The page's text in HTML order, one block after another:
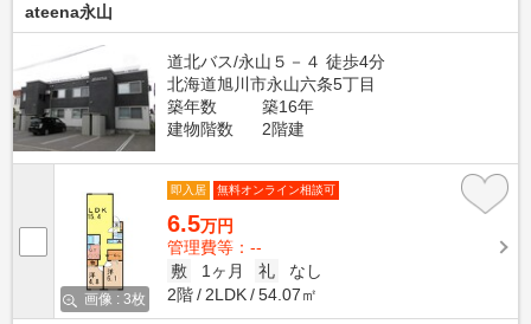
ateena永山
道北バス/永山５－４ 徒歩4分
北海道旭川市永山六条5丁目
築年数
築16年
建物階数
2階建
画像 : 3枚
即入居 無料オンライン相談可
6.5万円
管理費等：--
敷
1ヶ月 礼
なし
2階
2LDK 54.07㎡